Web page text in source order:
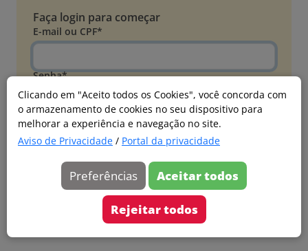
Clicando em "Aceito todos os Cookies", você concorda com
o armazenamento de cookies no seu dispositivo para
melhorar a experiência e navegação no site.
Aviso de Privacidade / Portal da privacidade
Preferências Aceitar todos
Rejeitar todos
Faça login para começar
E-mail ou CPF*
Senha*
Esqueci minha senha
Entrar
Acessar com Microsoft
Ainda não faz parte?
Cadastre-se
Versão 20260805.7